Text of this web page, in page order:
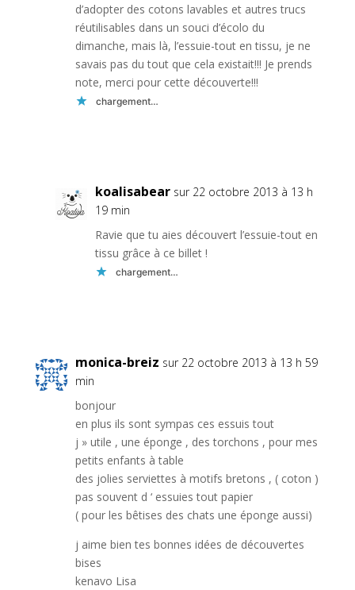
d’adopter des cotons lavables et autres trucs
réutilisables dans un souci d’écolo du
dimanche, mais là, l’essuie-tout en tissu, je ne
savais pas du tout que cela existait!!! Je prends
note, merci pour cette découverte!!!
chargement…
koalisabear sur 22 octobre 2013 à 13 h
19 min
Ravie que tu aies découvert l’essuie-tout en
tissu grâce à ce billet !
chargement…
monica-breiz sur 22 octobre 2013 à 13 h 59
min
bonjour
en plus ils sont sympas ces essuis tout
j » utile , une éponge , des torchons , pour mes
petits enfants à table
des jolies serviettes à motifs bretons , ( coton )
pas souvent d ‘ essuies tout papier
( pour les bêtises des chats une éponge aussi)
j aime bien tes bonnes idées de découvertes
bises
kenavo Lisa